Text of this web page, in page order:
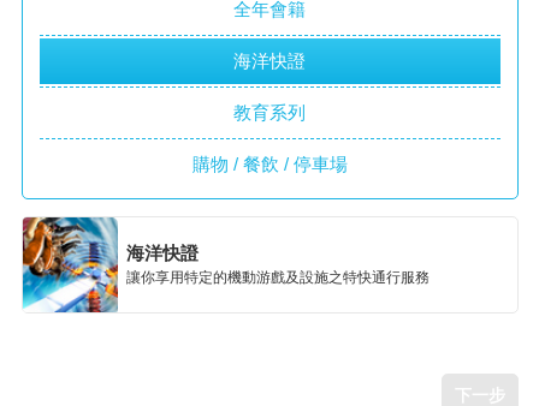
全年會籍
海洋快證
教育系列
購物 / 餐飲 / 停車場
海洋快證
讓你享用特定的機動游戲及設施之特快通行服務
下一步